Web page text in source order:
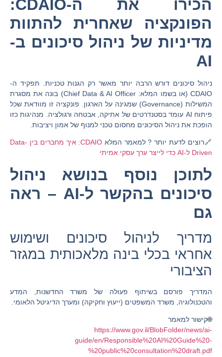
הכירו את ה-CDAIO:
הפונקציה שאחרית להתוות
מדיניות של ניהול סיכונים ב-
AI
ניהול סיכונים דורש הרבה יותר מאשר רק הגנות טכניות. תפקיד ה-
CDAIO(או בשמו המלא: Chief Data & AI Officer) בונה את מסגרת
המשילות (Governance) שמגינה על הארגון. פונקציה זו מוודאת שכל
פיתוח AI עומד בסטנדרטים של אתיקה, אבטחה ורגולציה. מנהיגות כזו
הופכת את ניהול הסיכונים מחסום טכני למנוף של אמון ויציבות.
🔗רוצים לדעת יותר ? למאמר המלא
CDAIO: איך מחברים בין Data-
Driven ל-AI כדי לייצר ערך עסקי אמיתי
לתוכן נוסף בנושא ניהול
סיכונים בהקשר ל-AI – ראה
גם
מדריך לניהול סיכונים ושימוש
אחראי בכלי בינה מלאכותית במגזר
הציבורי
המדריך פורסם בשיתוף פעולה של משרד החדשנות, המדע
והטכנולוגיה
משרד המשפטים (ייעוץ וחקיקה) ומערך הדיגיטל הלאומי
🌐קישור למאמר
https://www.gov.il/BlobFolder/news/ai-
guide/en/Responsible%20AI%20Guide%20-
%20public%20consultation%20draft.pdf